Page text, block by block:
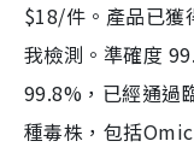
$18/件。產品已獲
我檢測。準確度
99.8%，已經通過
種毒株，包括